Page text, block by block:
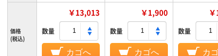
価格
(税込)
￥13,013
数量
カゴへ
￥1,900
数量
カゴへ
数量
カ